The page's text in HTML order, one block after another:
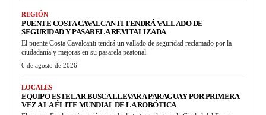
REGIÓN
PUENTE COSTA CAVALCANTI TENDRÁ VALLADO DE
SEGURIDAD Y PASARELA REVITALIZADA
El puente Costa Cavalcanti tendrá un vallado de seguridad reclamado por la
ciudadanía y mejoras en su pasarela peatonal.
6 de agosto de 2026
LOCALES
EQUIPO ESTELAR BUSCA LLEVAR A PARAGUAY POR PRIMERA
VEZ A LA ÉLITE MUNDIAL DE LA ROBÓTICA